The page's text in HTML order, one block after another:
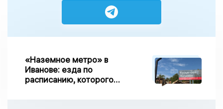
«Наземное метро» в
Иванове: езда по
расписанию, которого